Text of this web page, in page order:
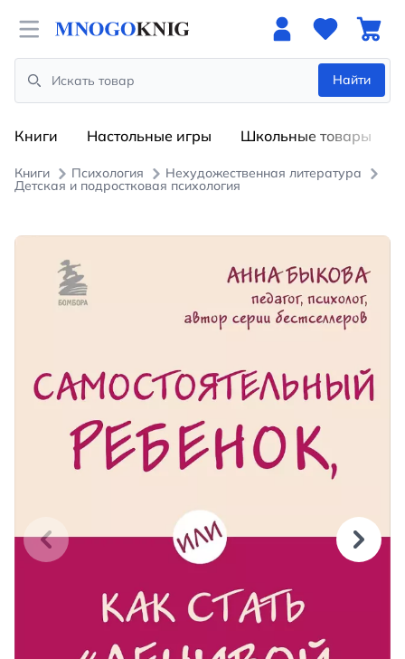
Open menu
Search
Найти
Книги Настольные игры Школьные товары
Книги Психология Нехудожественная литература
Детская и подростковая психология